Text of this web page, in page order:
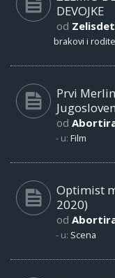
DEVOJKE
od
brakovi i
Prvi
od
- u: Film
Optimist
2020)
od
- u: Scena